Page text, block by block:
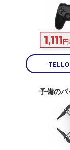
予備のバ